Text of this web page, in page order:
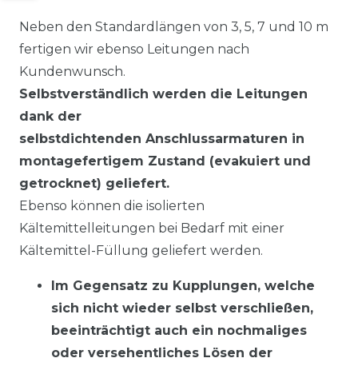
Neben den Standardlängen von 3, 5, 7 und 10 m
fertigen wir ebenso Leitungen nach
Kundenwunsch.
Selbstverständlich werden die Leitungen
dank der
selbstdichtenden Anschlussarmaturen in
montagefertigem Zustand (evakuiert und
getrocknet) geliefert.
Ebenso können die isolierten
Kältemittelleitungen bei Bedarf mit einer
Kältemittel-Füllung geliefert werden.
Im Gegensatz zu Kupplungen, welche
sich nicht wieder selbst verschließen,
beeinträchtigt auch ein nochmaliges
oder versehentliches Lösen der